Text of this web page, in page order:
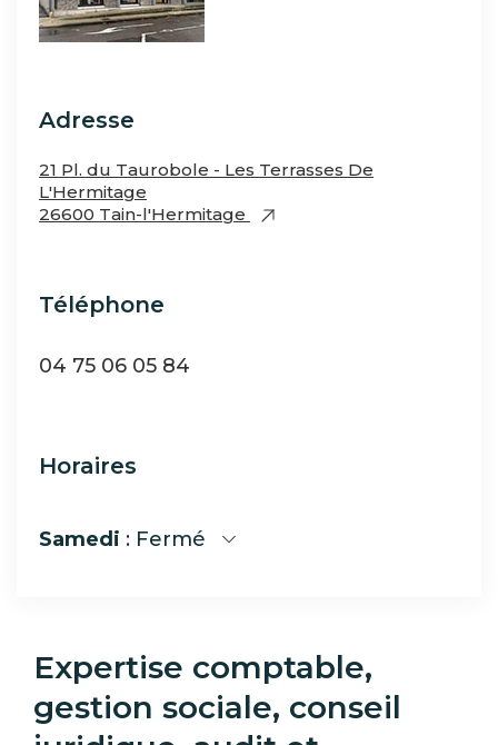
Adresse
21 Pl. du Taurobole - Les Terrasses De
L'Hermitage
26600 Tain-l'Hermitage
Téléphone
04 75 06 05 84
Horaires
Samedi : Fermé
Expertise comptable,
gestion sociale, conseil